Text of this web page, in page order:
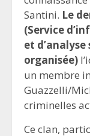
Santini. Le
(Service
et
organisée)
un membre
Guazzelli/
criminelles
Ce clan,